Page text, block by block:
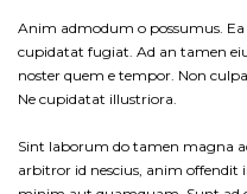
Anim admodum o possumus. Ea
cupidatat fugiat. Ad an tamen
noster quem e tempor. Non
Ne cupidatat illustriora.
Sint laborum do tamen magna
arbitror id nescius, anim offendit